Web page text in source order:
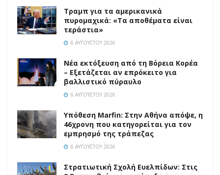
Τραμπ για τα αμερικανικά
πυρομαχικά: «Τα αποθέματα είναι
τεράστια»
6 ΑΥΓΟΎΣΤΟΥ 2026
Νέα εκτόξευση από τη Βόρεια Κορέα
– Εξετάζεται αν επρόκειτο για
βαλλιστικό πύραυλο
6 ΑΥΓΟΎΣΤΟΥ 2026
Υπόθεση Marfin: Στην Αθήνα απόψε, η
46χρονη που κατηγορείται για τον
εμπρησμό της τράπεζας
6 ΑΥΓΟΎΣΤΟΥ 2026
Στρατιωτική Σχολή Ευελπίδων: Στις